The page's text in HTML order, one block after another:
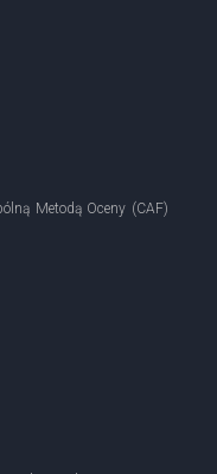
Metodą Oceny (CAF)